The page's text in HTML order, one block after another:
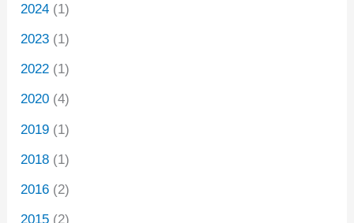
2024 (1)
2023 (1)
2022 (1)
2020 (4)
2019 (1)
2018 (1)
2016 (2)
2015 (2)